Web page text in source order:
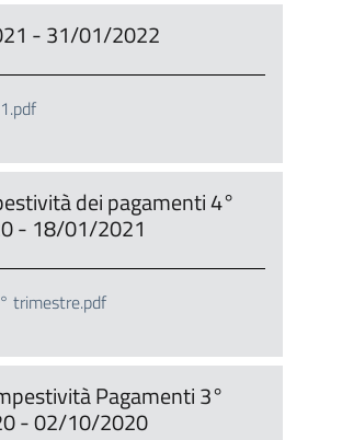
- 31/01/2022
dei pagamenti 4°
- 18/01/2021
trimestre.pdf
Pagamenti 3°
- 02/10/2020